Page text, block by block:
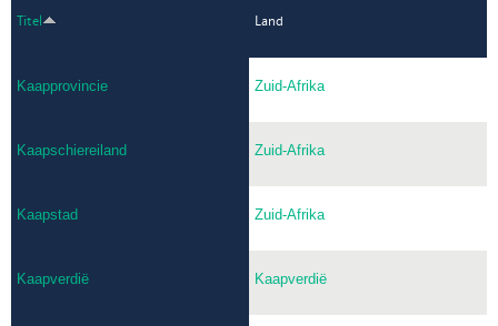
Titel Land
Kaapprovincie Zuid-Afrika
Kaapschiereiland Zuid-Afrika
Kaapstad Zuid-Afrika
Kaapverdië Kaapverdië